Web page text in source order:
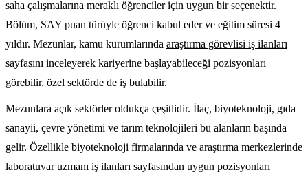
saha çalışmalarına meraklı öğrenciler için uygun bir seçenektir.
Bölüm, SAY puan türüyle öğrenci kabul eder ve eğitim süresi 4
yıldır. Mezunlar, kamu kurumlarında araştırma görevlisi iş ilanları
sayfasını inceleyerek kariyerine başlayabileceği pozisyonları
görebilir, özel sektörde de iş bulabilir.
Mezunlara açık sektörler oldukça çeşitlidir. İlaç, biyoteknoloji, gıda
sanayii, çevre yönetimi ve tarım teknolojileri bu alanların başında
gelir. Özellikle biyoteknoloji firmalarında ve araştırma merkezlerinde
laboratuvar uzmanı iş ilanları sayfasından uygun pozisyonları